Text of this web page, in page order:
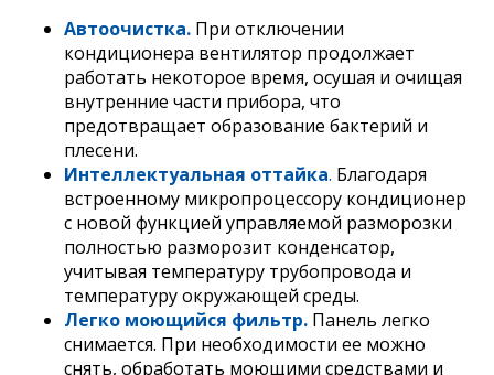
Автоочистка. При отключении
кондиционера вентилятор продолжает
работать некоторое время, осушая и очищая
внутренние части прибора, что
предотвращает образование бактерий и
плесени.
Интеллектуальная оттайка. Благодаря
встроенному микропроцессору кондиционер
с новой функцией управляемой разморозки
полностью разморозит конденсатор,
учитывая температуру трубопровода и
температуру окружающей среды.
Легко моющийся фильтр. Панель легко
снимается. При необходимости ее можно
снять, обработать моющими средствами и